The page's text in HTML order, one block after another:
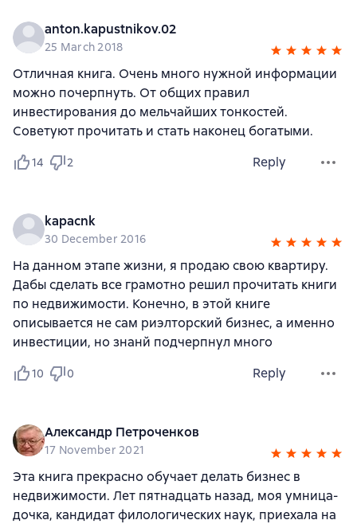
anton.kapustnikov.02
25 March 2018
Отличная книга. Очень много нужной информации
можно почерпнуть. От общих правил
инвестирования до мельчайших тонкостей.
Советуют прочитать и стать наконец богатыми.
14 2 Reply
kapacnk
30 December 2016
На данном этапе жизни, я продаю свою квартиру.
Дабы сделать все грамотно решил прочитать книги
по недвижимости. Конечно, в этой книге
описывается не сам риэлторский бизнес, а именно
инвестиции, но знанй подчерпнул много
10 0 Reply
Александр Петроченков
17 November 2021
Эта книга прекрасно обучает делать бизнес в
недвижимости. Лет пятнадцать назад, моя умница-
дочка, кандидат филологических наук, приехала на